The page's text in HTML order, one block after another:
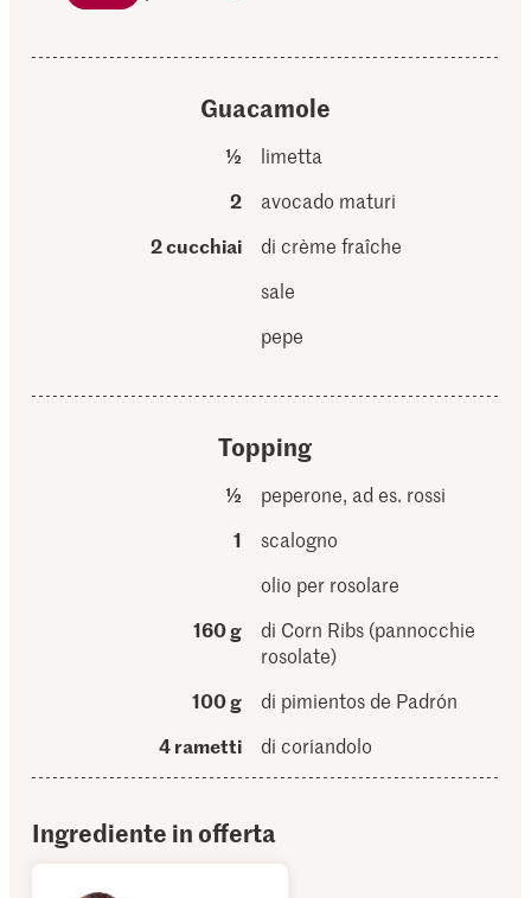
Guacamole
½
limetta
2
avocado maturi
2 cucchiai
di crème fraîche
sale
pepe
Topping
½
peperone, ad es. rossi
1
scalogno
olio per rosolare
160 g
di Corn Ribs (pannocchie
rosolate)
100 g
di pimientos de Padrón
4 rametti
di coriandolo
Ingrediente in offerta